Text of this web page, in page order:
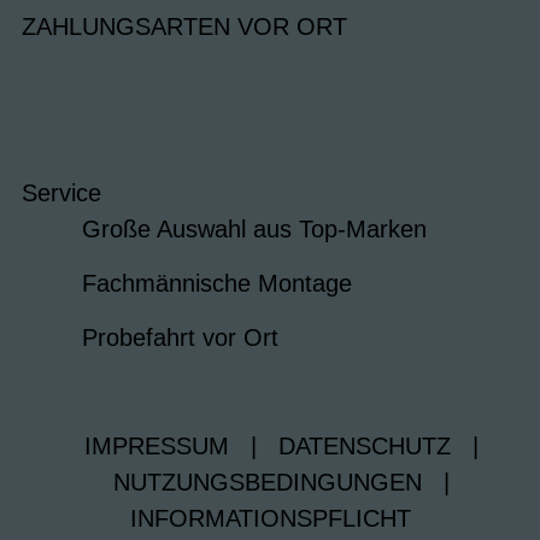
ZAHLUNGSARTEN VOR ORT
Service
Große Auswahl aus Top-Marken
Fachmännische Montage
Probefahrt vor Ort
IMPRESSUM DATENSCHUTZ
NUTZUNGSBEDINGUNGEN
INFORMATIONSPFLICHT